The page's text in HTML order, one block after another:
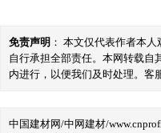
免责声明 ： 本文仅代表作者本
自行承担全部责任。本网转载自
内进行，以便我们及时处理。客
中国建材网/中网建材/